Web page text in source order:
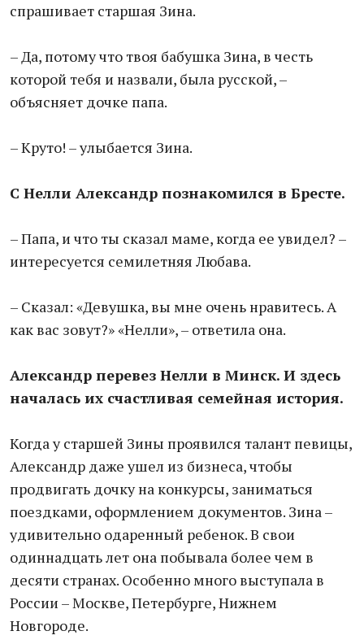
спрашивает старшая Зина.
– Да, потому что твоя бабушка Зина, в честь
которой тебя и назвали, была русской, –
объясняет дочке папа.
– Круто! – улыбается Зина.
С Нелли Александр познакомился в Бресте.
– Папа, и что ты сказал маме, когда ее увидел? –
интересуется семилетняя Любава.
– Сказал: «Девушка, вы мне очень нравитесь. А
как вас зовут?» «Нелли», – ответила она.
Александр перевез Нелли в Минск. И здесь
началась их счастливая семейная история.
Когда у старшей Зины проявился талант певицы,
Александр даже ушел из бизнеса, чтобы
продвигать дочку на конкурсы, заниматься
поездками, оформлением документов. Зина –
удивительно одаренный ребенок. В свои
одиннадцать лет она побывала более чем в
десяти странах. Особенно много выступала в
России – Москве, Петербурге, Нижнем
Новгороде.